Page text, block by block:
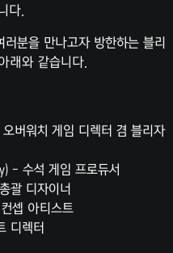
다.
분을 만나고자 방한하는 블리
래와 같습니다.
버워치 게임 디렉터 겸 블리자
- 수석 게임 프로듀서
괄 디자이너
셉 아티스트
디렉터